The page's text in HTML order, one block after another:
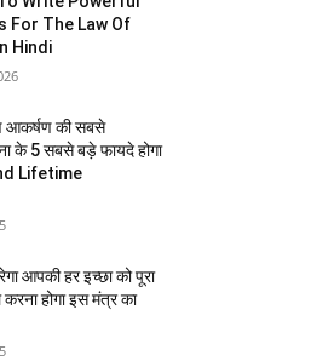
For The Law Of
Hindi
आकर्षण की सबसे
के 5 सबसे बड़े फायदे होगा
Lifetime
आपकी हर इच्छा को पूरा
होगा इस मंत्र का